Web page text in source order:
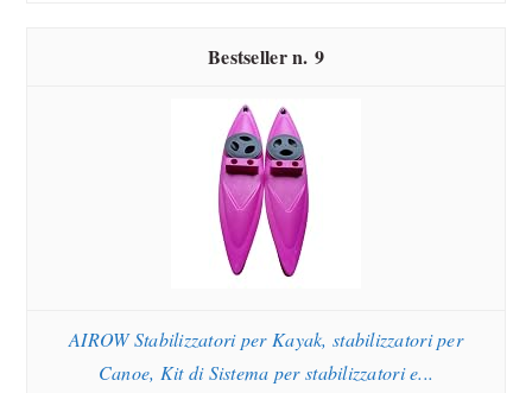
9
AIROW Stabilizzatori per Kayak, stabilizzatori per
Canoe, Kit di Sistema per stabilizzatori e...